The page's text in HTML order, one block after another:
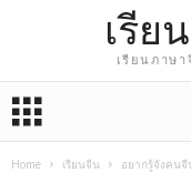
เรีย
เรียนภาษ
Home เรียนจีน อยากรู้จังคนจี